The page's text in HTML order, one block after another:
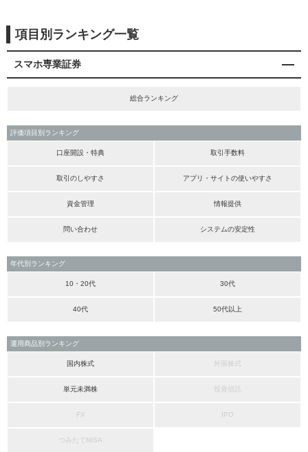
項目別ランキング一覧
スマホ専業証券
総合ランキング
評価項目別ランキング
口座開設・特典 取引手数料
取引のしやすさ アプリ・サイトの使いやすさ
資金管理 情報提供
問い合わせ システムの安定性
年代別ランキング
10・20代 30代
40代 50代以上
運用商品別ランキング
国内株式 外国株式
単元未満株 投資信託
FX IPO
つみたてNISA